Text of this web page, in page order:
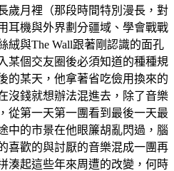
歲月裡（那段時間特別漫長，對
耳機與外界劃分疆域、學會戰戰
絨與The Wall跟著剛認識的面孔
某個交友圈後必須知道的種種規
的某天，他拿著省吃儉用換來的
沒錢就想辦法混進去，除了音樂
從第一天第一團看到最後一天最
中的市景在他眼簾胡亂閃過，腦
喜歡的與討厭的音樂混成一團再
湊起這些年來周遭的改變，何時